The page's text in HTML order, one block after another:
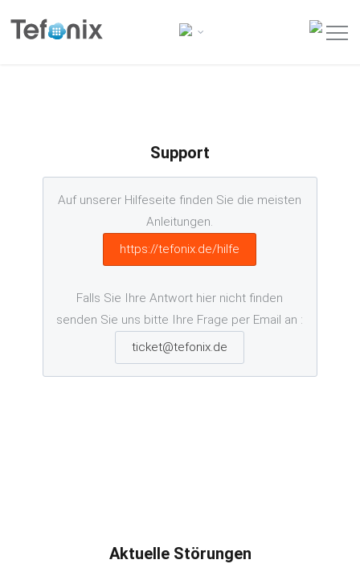
Support
Auf unserer Hilfeseite finden Sie die meisten
Anleitungen.
https://tefonix.de/hilfe
Falls Sie Ihre Antwort hier nicht finden
senden Sie uns bitte Ihre Frage per Email an :
ticket@tefonix.de
Aktuelle Störungen